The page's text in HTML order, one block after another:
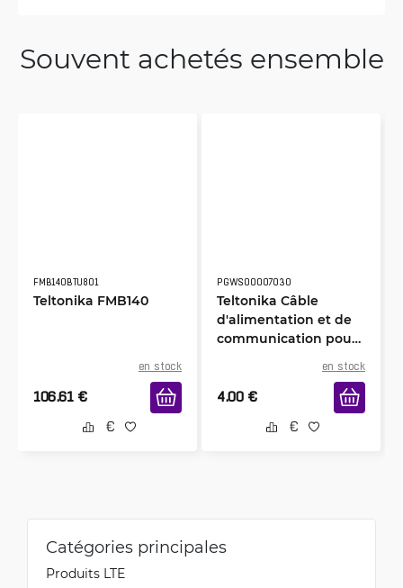
Souvent achetés ensemble
FMB140BTU801
Teltonika FMB140
en stock
106.61 €
PGWS00007030
Teltonika Câble
d'alimentation et de
communication pour
en stock
4.00 €
Catégories principales
Produits LTE